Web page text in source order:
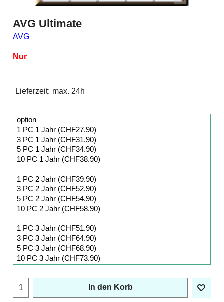
AVG Ultimate
AVG
Nur
Lieferzeit: max. 24h
In den Korb